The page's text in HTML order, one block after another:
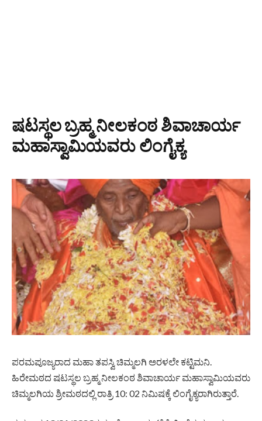
ಷಟಸ್ಥಲ ಬ್ರಹ್ಮ ನೀಲಕಂಠ ಶಿವಾಚಾರ್ಯ
ಮಹಾಸ್ವಾಮಿಯವರು ಲಿಂಗೈಕ್ಯ
ಪರಮಪೂಜ್ಯರಾದ ಮಹಾ ತಪಸ್ವಿ ಚಿಮ್ಮಲಗಿ ಅರಳಲೇ ಕಟ್ಟಿಮನಿ.
ಹಿರೇಮಠದ ಷಟಸ್ಥಲ ಬ್ರಹ್ಮ ನೀಲಕಂಠ ಶಿವಾಚಾರ್ಯ ಮಹಾಸ್ವಾಮಿಯವರು
ಚಿಮ್ಮಲಗಿಯ ಶ್ರೀಮಠದಲ್ಲಿ ರಾತ್ರಿ 10: 02 ನಿಮಿಷಕ್ಕೆ ಲಿಂಗೈಕ್ಯರಾಗಿರುತ್ತಾರೆ.